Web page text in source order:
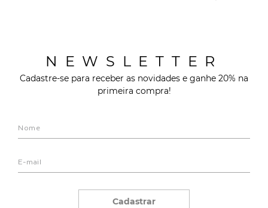
NEWSLETTER
Cadastre-se para receber as novidades e ganhe 20% na
primeira compra!
Cadastrar